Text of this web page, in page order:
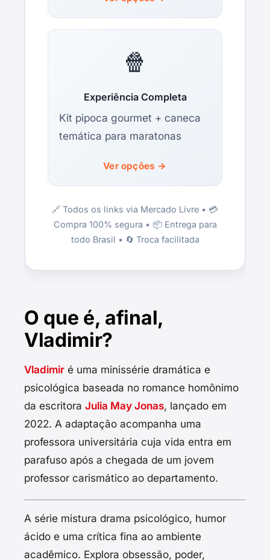
🍿
Experiência Completa
Kit pipoca gourmet + caneca
temática para maratonas
Ver opções →
🔗 Todos os links via Mercado Livre • 💳
Compra 100% segura • 📦 Entrega para
todo Brasil • 🔄 Troca facilitada
O que é, afinal,
Vladimir?
Vladimir é uma minissérie dramática e
psicológica baseada no romance homônimo
da escritora Julia May Jonas, lançado em
2022. A adaptação acompanha uma
professora universitária cuja vida entra em
parafuso após a chegada de um jovem
professor carismático ao departamento.
A série mistura drama psicológico, humor
ácido e uma crítica fina ao ambiente
acadêmico. Explora obsessão, poder,